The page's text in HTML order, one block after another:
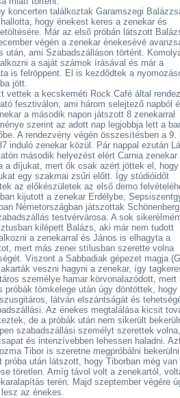
koncerten találkoztak Garamszegi
hogy énekest keres a zenekar és
Már az elsõ próbán látszott
végén a zenekar énekesévé
után, ami Szabadszálláson történt.
a saját számok írásával és már a
is felröppent. El is kezdődtek a
jött.
vettek a kecskeméti Rock Café által
fesztiválon, ami három selejtező napból
a második napon játszott 8 zenekarral
szerint az adott nap legjobbja lett a
A rendezvény végén összesítésben a 9.
induló zenekar közül. Pár nappal ezután
második helyezést elért Carnia zenekar
a díjukat, mert ők csak azért jöttek el, hogy
egy szakmai zsűri előtt. Így stúdióidőt
az előkészületek az első demo
kijutott a zenekar Erdélybe,
Németországban játszottak
testvérvárosa. A sok
kilépett Balázs, aki már nem tudott
a zenekarral és János is elhagyta a
mert más zenei stílusban szerette volna
Viszont a Sabbadiak gépezet magja
veszni hagyni a zenekar, így
személye hamar körvonalazódott, mert
próbák tömkelege után úgy döntöttek, hogy
látván elszántságát és
Az énekes megtalálása kicsit
de a próbák után nem sikerült
szabadszállási személyt szerettek
és intenzívebben lehessen haladni.
Tibor is szeretne megpróbálni
próba után látszott, hogy Tiborban még van
töretlen. Amíg távol volt a zenekartól,
terén. Majd szeptember végére
az énekes.